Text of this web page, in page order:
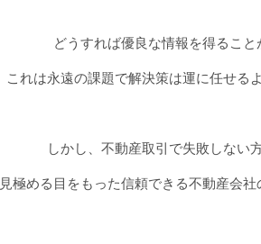
どうすれば優良な情報を得ること
これは永遠の課題で解決策は運に任せる
しかし、不動産取引で失敗しない
極める目をもった信頼できる不動産会社